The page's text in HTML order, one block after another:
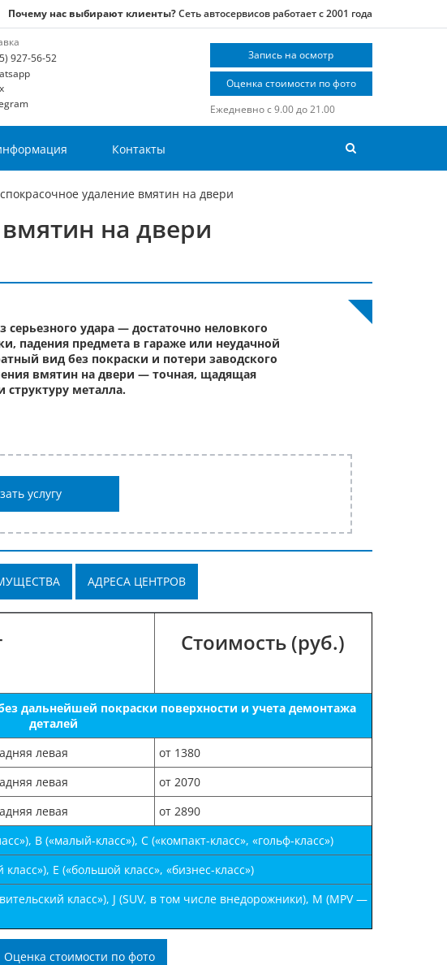
Почему нас выбирают клиенты?Сеть автосервисов работает с 2001 года
927-56-52
Запись на осмотр
Оценка стоимости по фото
Ежедневно с 9.00 до 21.00
Контакты
удаление вмятин на двери
на двери
удара — достаточно неловкого
падения предмета в гараже или неудачной
вид без покраски и потери заводского
вмятин на двери — точная, щадящая
металла.
услугу
АДРЕСА ЦЕНТРОВ
Стоимость (руб.)
дальнейшей покраски поверхности и учета демонтажа
деталей
левая
от 1380
левая
от 2070
левая
от 2890
B («малый-класс»), С («компакт-класс», «гольф-класс»)
E («большой класс», «бизнес-класс»)
класс»), J (SUV, в том числе внедорожники), М (MPV —
Оценка стоимости по фото